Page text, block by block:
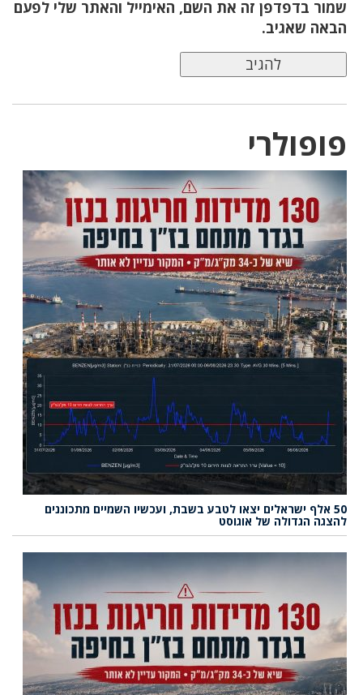
שמור בדפדפן זה את השם, האימייל והאתר שלי לפעם
הבאה שאגיב.
פופולרי
50 אלף ישראלים יצאו לטבע בשבת, ועכשיו השמיים מתכוננים
להצגה הגדולה של אוגוסט